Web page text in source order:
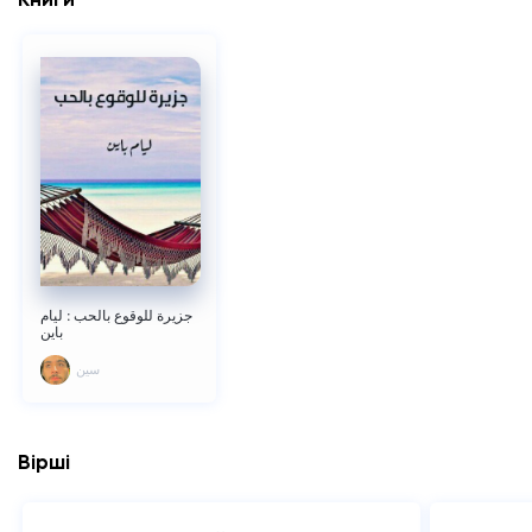
جزيرة للوقوع بالحب : ليام
باين
سين
Вірші